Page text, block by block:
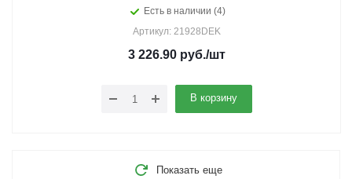
Есть в наличии (4)
Артикул: 21928DEK
3 226.90 руб./шт
В корзину
Показать еще